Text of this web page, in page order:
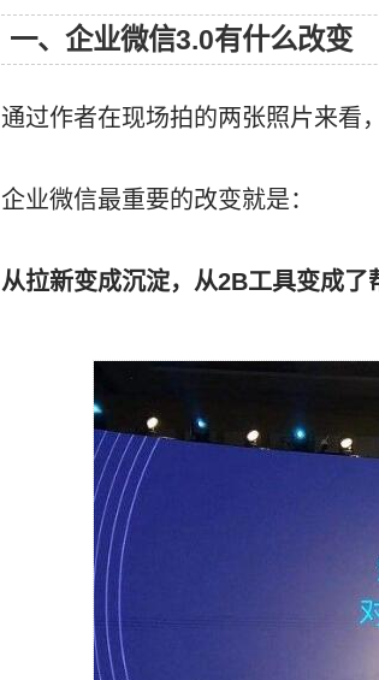
一、企业微信3.0有什么改变
通过作者在现场拍的两张照片来看，
企业微信最重要的改变就是：
从拉新变成沉淀，从2B工具变成了